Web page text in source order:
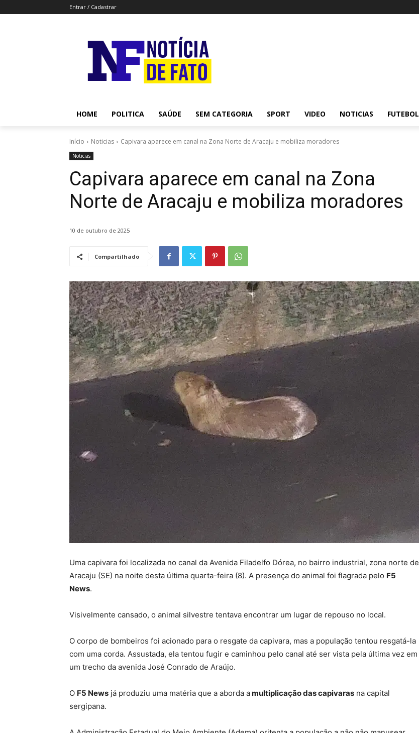
Entrar / Cadastrar
HOME POLITICA SAÚDE SEM CATEGORIA SPORT VIDEO NOTICIAS FUTEBOL
Início Noticias Capivara aparece em canal na Zona Norte de Aracaju e mobiliza moradores
Noticias
Capivara aparece em canal na Zona
Norte de Aracaju e mobiliza moradores
10 de outubro de 2025
Compartilhado
Uma capivara foi localizada no canal da Avenida Filadelfo Dórea, no bairro industrial, zona norte de
Aracaju (SE) na noite desta última quarta-feira (8). A presença do animal foi flagrada pelo F5
News.
Visivelmente cansado, o animal silvestre tentava encontrar um lugar de repouso no local.
O corpo de bombeiros foi acionado para o resgate da capivara, mas a população tentou resgatá-la
com uma corda. Assustada, ela tentou fugir e caminhou pelo canal até ser vista pela última vez em
um trecho da avenida José Conrado de Araújo.
O F5 News já produziu uma matéria que a aborda amultiplicação das capivaras na capital
sergipana.